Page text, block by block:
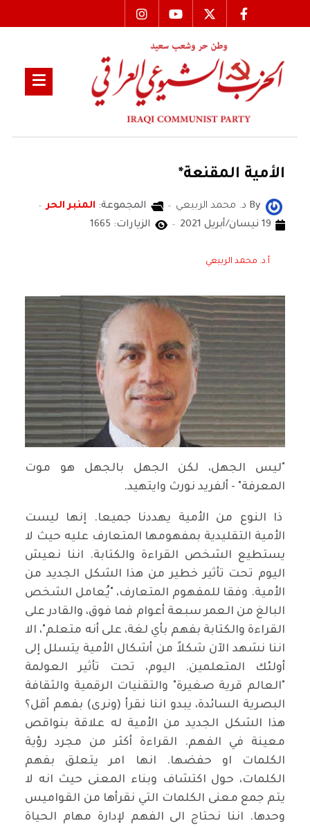
الأمية المقنعة*
By د. محمد الربيعي المجموعة: المنبر الحر
19 نيسان/أبريل 2021
الزيارات: 1665
أ.د. محمد الربيعي
"ليس الجهل، لكن الجهل بالجهل هو موت
المعرفة" - ألفريد نورث وايتهيد.
ذا النوع من الأمية يهددنا جميعا. إنها ليست
الأمية التقليدية بمفهومها المتعارف عليه حيث لا
يستطيع الشخص القراءة والكتابة. اننا نعيش
اليوم تحت تأثير خطير من هذا الشكل الجديد من
الأمية. وفقا للمفهوم المتعارف، "يُعامل الشخص
البالغ من العمر سبعة أعوام فما فوق، والقادر على
القراءة والكتابة بفهم بأي لغة، على أنه متعلم"، الا
اننا نشهد الآن شكلاً من أشكال الأمية يتسلل إلى
أولئك المتعلمين. اليوم، تحت تأثير العولمة
"العالم قرية صغيرة" والتقنيات الرقمية والثقافة
البصرية السائدة، يبدو اننا نقرأ (ونرى) بفهم أقل؟
هذا الشكل الجديد من الأمية له علاقة بنواقص
معينة في الفهم. القراءة أكثر من مجرد رؤية
الكلمات او حفضها. انها امر يتعلق بفهم
الكلمات، حول اكتشاف وبناء المعنى حيث انه لا
يتم جمع معنى الكلمات التي نقرأها من القواميس
وحدها. اننا نحتاج الى الفهم لإدارة مهام الحياة